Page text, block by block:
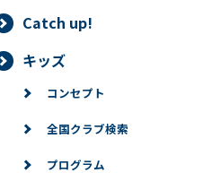
Catch up!
キッズ
コンセプト
全国クラブ検索
プログラム